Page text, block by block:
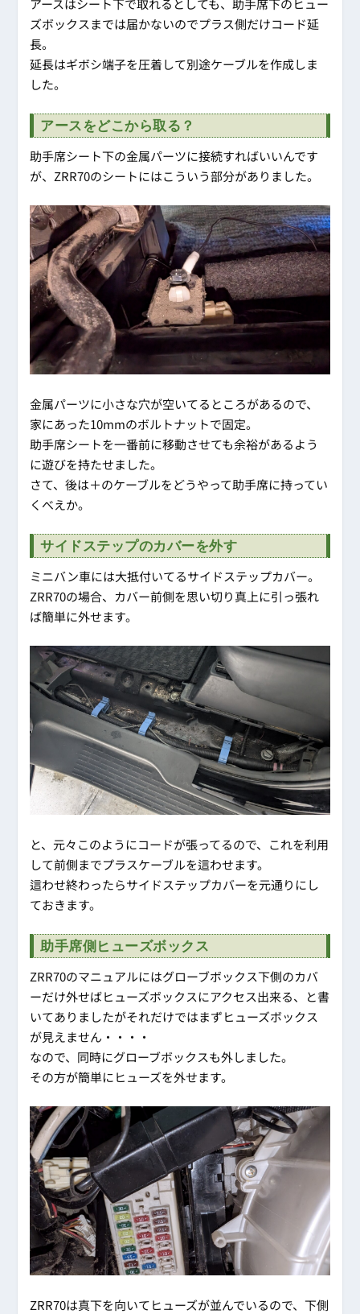
アースはシート下で取れるとしても、助手席下のヒュー
ズボックスまでは届かないのでプラス側だけコード延
長。
延長はギボシ端子を圧着して別途ケーブルを作成しま
した。
アースをどこから取る？
助手席シート下の金属パーツに接続すればいいんです
が、ZRR70のシートにはこういう部分がありました。
金属パーツに小さな穴が空いてるところがあるので、
家にあった10mmのボルトナットで固定。
助手席シートを一番前に移動させても余裕があるよう
に遊びを持たせました。
さて、後は＋のケーブルをどうやって助手席に持ってい
くべえか。
サイドステップのカバーを外す
ミニバン車には大抵付いてるサイドステップカバー。
ZRR70の場合、カバー前側を思い切り真上に引っ張れ
ば簡単に外せます。
と、元々このようにコードが張ってるので、これを利用
して前側までプラスケーブルを這わせます。
這わせ終わったらサイドステップカバーを元通りにし
ておきます。
助手席側ヒューズボックス
ZRR70のマニュアルにはグローブボックス下側のカバ
ーだけ外せばヒューズボックスにアクセス出来る、と書
いてありましたがそれだけではまずヒューズボックス
が見えません・・・・
なので、同時にグローブボックスも外しました。
その方が簡単にヒューズを外せます。
ZRR70は真下を向いてヒューズが並んでいるので、下側